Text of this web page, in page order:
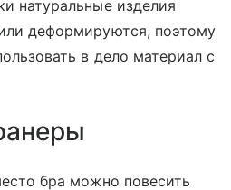
натуральные изделия
деформируются, поэтому
в дело материал с
бра можно повесить